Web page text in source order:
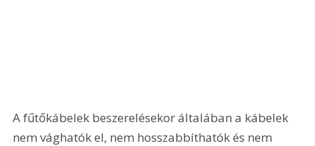
A fűtőkábelek beszerelésekor általában a kábelek
nem vághatók el, nem hosszabbíthatók és nem